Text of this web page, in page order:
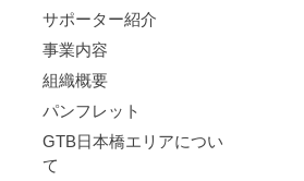
サポーター紹介
事業内容
組織概要
パンフレット
GTB日本橋エリアについ
て